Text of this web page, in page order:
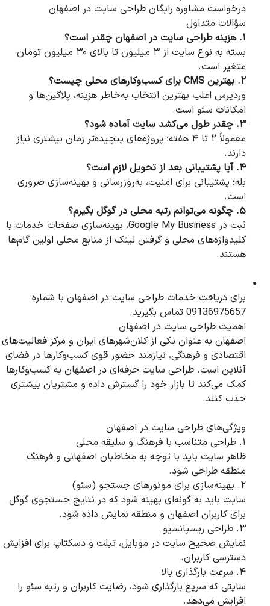
درخواست مشاوره رایگان طراحی سایت در اصفهان
سؤالات متداول
۱. هزینه طراحی سایت در اصفهان چقدر است؟
بسته به نوع سایت از ۳ میلیون تا بالای ۳۰ میلیون تومان
متغیر است.
۲. بهترین CMS برای کسب‌وکارهای محلی چیست؟
وردپرس اغلب بهترین انتخاب به‌خاطر هزینه، پلاگین‌ها و
امکانات سئو است.
۳. چقدر طول می‌کشد سایت آماده شود؟
معمولاً ۲ تا ۴ هفته؛ پروژه‌های پیچیده‌تر زمان بیشتری نیاز
دارند.
۴. آیا پشتیبانی بعد از تحویل لازم است؟
بله؛ پشتیبانی برای امنیت، به‌روزرسانی و بهینه‌سازی ضروری
است.
۵. چگونه می‌توانم رتبه محلی در گوگل بگیرم؟
ثبت در Google My Business، بهینه‌سازی صفحات خدمات با
کلیدواژه‌های محلی و گرفتن لینک از منابع محلی اولین گام‌ها
هستند.
برای دریافت خدمات طراحی سایت در اصفهان با شماره
09136975657 تماس بگیرید.
اهمیت طراحی سایت در اصفهان
اصفهان به عنوان یکی از کلان‌شهرهای ایران و مرکز فعالیت‌های
اقتصادی و فرهنگی، نیازمند حضور قوی کسب‌وکارها در فضای
آنلاین است. طراحی سایت حرفه‌ای در اصفهان به کسب‌وکارها
کمک می‌کند تا بازار خود را گسترش داده و مشتریان بیشتری
جذب کنند.
ویژگی‌های طراحی سایت در اصفهان
۱. طراحی متناسب با فرهنگ و سلیقه محلی
ظاهر سایت باید با توجه به مخاطبان اصفهانی و فرهنگ
منطقه طراحی شود.
۲. بهینه‌سازی برای موتورهای جستجو (سئو)
سایت باید به گونه‌ای بهینه شود که در نتایج جستجوی گوگل
برای کاربران اصفهان و منطقه نمایش داده شود.
۳. طراحی ریسپانسیو
نمایش صحیح سایت در موبایل، تبلت و دسکتاپ برای افزایش
دسترسی کاربران.
۴. سرعت بارگذاری بالا
سایتی که سریع بارگذاری شود، رضایت کاربران و رتبه سئو را
افزایش می‌دهد.